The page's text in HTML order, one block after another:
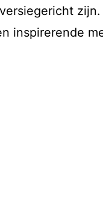
inspirerende